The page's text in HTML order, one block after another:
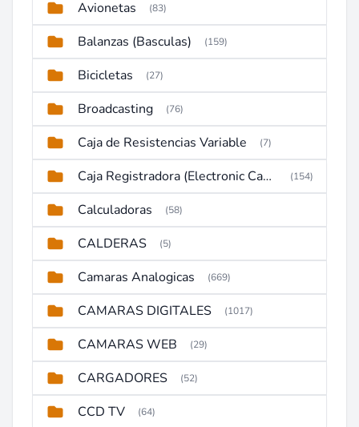
Avionetas (83)
Balanzas (Basculas) (159)
Bicicletas (27)
Broadcasting (76)
Caja de Resistencias Variable (7)
Caja Registradora (Electronic Cash Register) (154)
Calculadoras (58)
CALDERAS (5)
Camaras Analogicas (669)
CAMARAS DIGITALES (1017)
CAMARAS WEB (29)
CARGADORES (52)
CCD TV (64)